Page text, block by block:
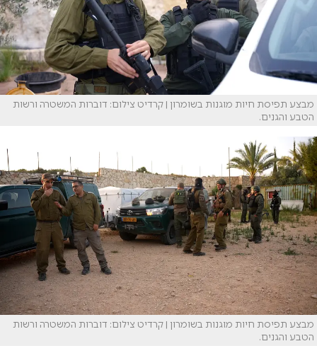
מבצע תפיסת חיות מוגנות בשומרון | קרדיט צילום: דוברות המשטרה ורשות
הטבע והגנים.
מבצע תפיסת חיות מוגנות בשומרון | קרדיט צילום: דוברות המשטרה ורשות
הטבע והגנים.